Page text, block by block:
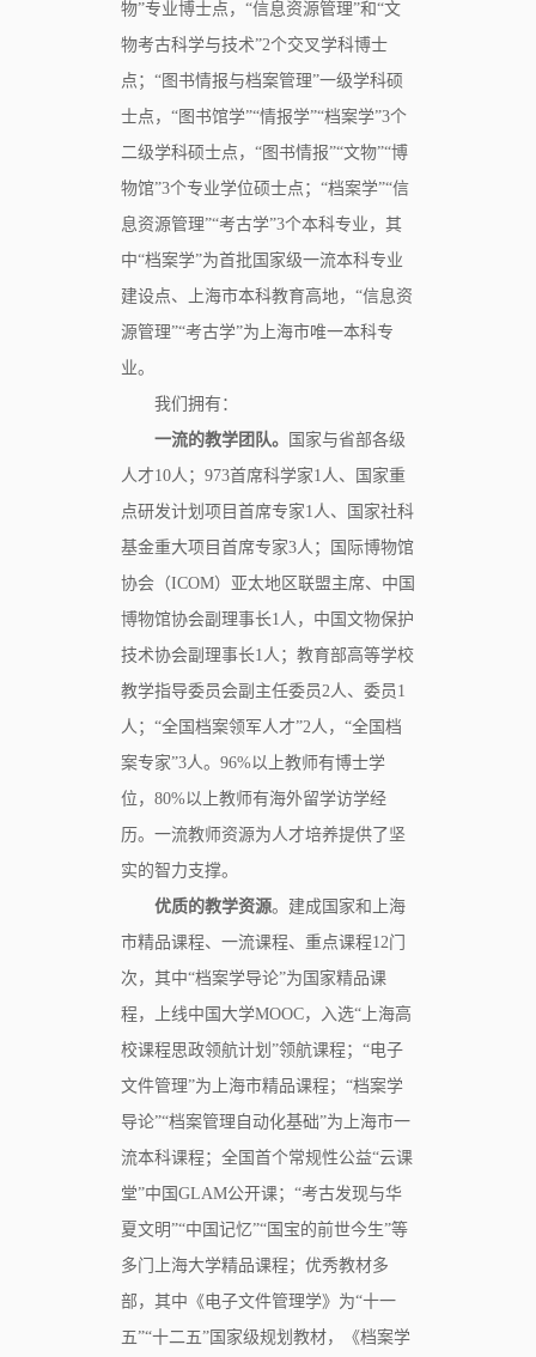
物”专业博士点，“信息资源管理”和“文
物考古科学与技术”2个交叉学科博士
点；“图书情报与档案管理”一级学科硕
士点，“图书馆学”“情报学”“档案学”3个
二级学科硕士点，“图书情报”“文物”“博
物馆”3个专业学位硕士点；“档案学”“信
息资源管理”“考古学”3个本科专业，其
中“档案学”为首批国家级一流本科专业
建设点、上海市本科教育高地，“信息资
源管理”“考古学”为上海市唯一本科专
业。
我们拥有：
一流的教学团队。
国家与省部各级
人才10人；973首席科学家1人、国家重
点研发计划项目首席专家1人、国家社科
基金重大项目首席专家3人；国际博物馆
协会（ICOM）亚太地区联盟主席、中国
博物馆协会副理事长1人，中国文物保护
技术协会副理事长1人；教育部高等学校
教学指导委员会副主任委员2人、委员1
人；“全国档案领军人才”2人，“全国档
案专家”3人。96%以上教师有博士学
位，80%以上教师有海外留学访学经
历。一流教师资源为人才培养提供了坚
实的智力支撑。
优质的教学资源。建成国家和上海
市精品课程、一流课程、重点课程12门
次，其中“档案学导论”为国家精品课
程，上线中国大学MOOC，入选“上海高
校课程思政领航计划”领航课程；“电子
文件管理”为上海市精品课程；“档案学
导论”“档案管理自动化基础”为上海市一
流本科课程；全国首个常规性公益“云课
堂”中国GLAM公开课；“考古发现与华
夏文明”“中国记忆”“国宝的前世今生”等
多门上海大学精品课程；优秀教材多
部，其中《电子文件管理学》为“十一
五”“十二五”国家级规划教材，《档案学